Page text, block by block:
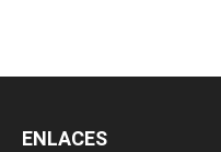
ENLACES